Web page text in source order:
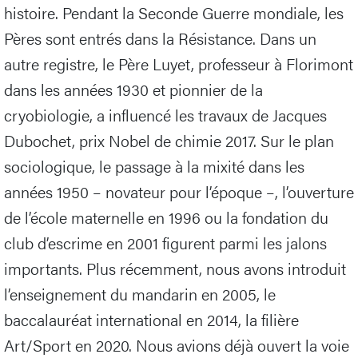
histoire. Pendant la Seconde Guerre mondiale, les
Pères sont entrés dans la Résistance. Dans un
autre registre, le Père Luyet, professeur à Florimont
dans les années 1930 et pionnier de la
cryobiologie, a influencé les travaux de Jacques
Dubochet, prix Nobel de chimie 2017. Sur le plan
sociologique, le passage à la mixité dans les
années 1950 – novateur pour l’époque –, l’ouverture
de l’école maternelle en 1996 ou la fondation du
club d’escrime en 2001 figurent parmi les jalons
importants. Plus récemment, nous avons introduit
l’enseignement du mandarin en 2005, le
baccalauréat international en 2014, la filière
Art/Sport en 2020. Nous avions déjà ouvert la voie